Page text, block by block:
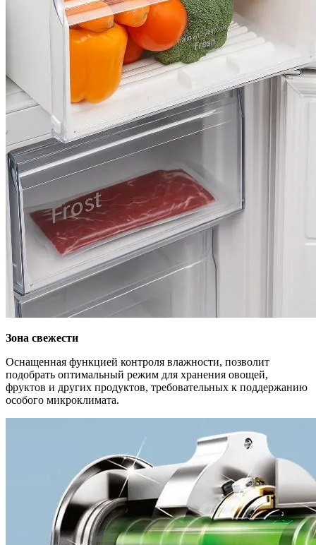
Зона свежести
Оснащенная функцией контроля влажности, позволит
подобрать оптимальный режим для хранения овощей,
фруктов и других продуктов, требовательных к поддержанию
особого микроклимата.